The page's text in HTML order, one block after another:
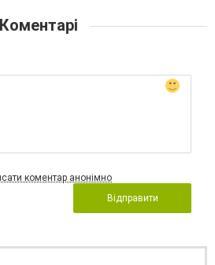
Коментарі
коментар анонімно
Відправити